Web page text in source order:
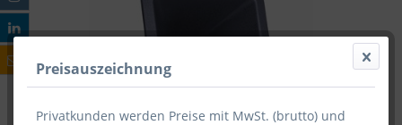
Preisauszeichnung
Privatkunden werden Preise mit MwSt. (brutto) und